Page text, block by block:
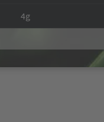
4g